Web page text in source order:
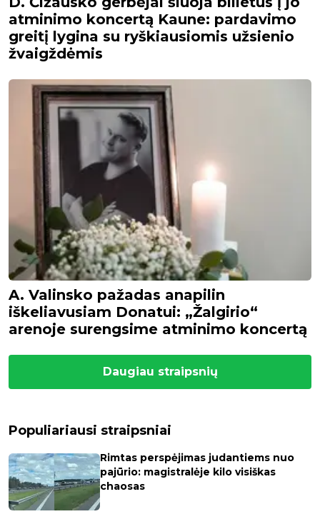
atminimo koncertą Kaune: pardavimo
greitį lygina su ryškiausiomis užsienio
žvaigždėmis
A. Valinsko pažadas anapilin
iškeliavusiam Donatui: „Žalgirio“
arenoje surengsime atminimo koncertą
Daugiau straipsnių
Populiariausi straipsniai
Rimtas perspėjimas judantiems nuo
pajūrio: magistralėje kilo visiškas
chaosas